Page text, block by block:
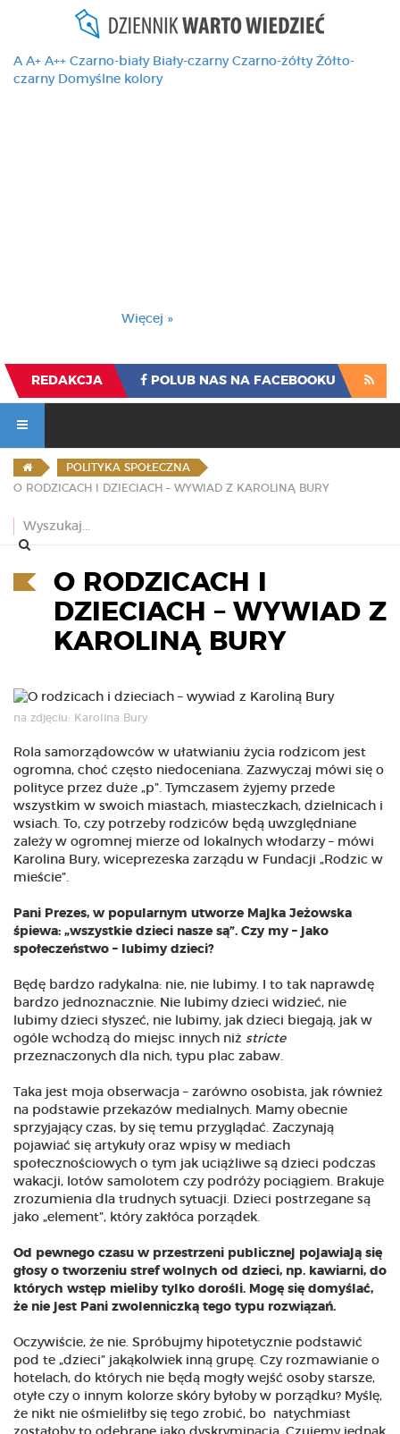
A A+ A++ Czarno-biały Biały-czarny Czarno-żółty Żółto-
czarny Domyślne kolory
Więcej »
REDAKCJA POLUB NAS NA FACEBOOKU
POLITYKA SPOŁECZNA
O RODZICACH I DZIECIACH – WYWIAD Z KAROLINĄ BURY
O RODZICACH I
DZIECIACH – WYWIAD Z
KAROLINĄ BURY
na zdjęciu: Karolina Bury
Rola samorządowców w ułatwianiu życia rodzicom jest
ogromna, choć często niedoceniana. Zazwyczaj mówi się o
polityce przez duże „p”. Tymczasem żyjemy przede
wszystkim w swoich miastach, miasteczkach, dzielnicach i
wsiach. To, czy potrzeby rodziców będą uwzględniane
zależy w ogromnej mierze od lokalnych włodarzy – mówi
Karolina Bury, wiceprezeska zarządu w Fundacji „Rodzic w
mieście”.
Pani Prezes, w popularnym utworze Majka Jeżowska
śpiewa: „wszystkie dzieci nasze są”. Czy my – jako
społeczeństwo – lubimy dzieci?
Będę bardzo radykalna: nie, nie lubimy. I to tak naprawdę
bardzo jednoznacznie. Nie lubimy dzieci widzieć, nie
lubimy dzieci słyszeć, nie lubimy, jak dzieci biegają, jak w
ogóle wchodzą do miejsc innych niż stricte
przeznaczonych dla nich, typu plac zabaw.
Taka jest moja obserwacja – zarówno osobista, jak również
na podstawie przekazów medialnych. Mamy obecnie
sprzyjający czas, by się temu przyglądać. Zaczynają
pojawiać się artykuły oraz wpisy w mediach
społecznościowych o tym jak uciążliwe są dzieci podczas
wakacji, lotów samolotem czy podróży pociągiem. Brakuje
zrozumienia dla trudnych sytuacji. Dzieci postrzegane są
jako „element”, który zakłóca porządek.
Od pewnego czasu w przestrzeni publicznej pojawiają się
głosy o tworzeniu stref wolnych od dzieci, np. kawiarni, do
których wstęp mieliby tylko dorośli. Mogę się domyślać,
że nie jest Pani zwolenniczką tego typu rozwiązań.
Oczywiście, że nie. Spróbujmy hipotetycznie podstawić
pod te „dzieci” jakąkolwiek inną grupę. Czy rozmawianie o
hotelach, do których nie będą mogły wejść osoby starsze,
otyłe czy o innym kolorze skóry byłoby w porządku? Myślę,
że nikt nie ośmieliłby się tego zrobić, bo natychmiast